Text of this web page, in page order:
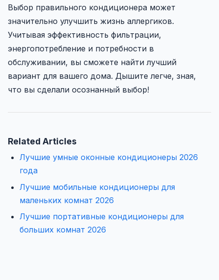
Выбор правильного кондиционера может
значительно улучшить жизнь аллергиков.
Учитывая эффективность фильтрации,
энергопотребление и потребности в
обслуживании, вы сможете найти лучший
вариант для вашего дома. Дышите легче, зная,
что вы сделали осознанный выбор!
Related Articles
Лучшие умные оконные кондиционеры 2026
года
Лучшие мобильные кондиционеры для
маленьких комнат 2026
Лучшие портативные кондиционеры для
больших комнат 2026